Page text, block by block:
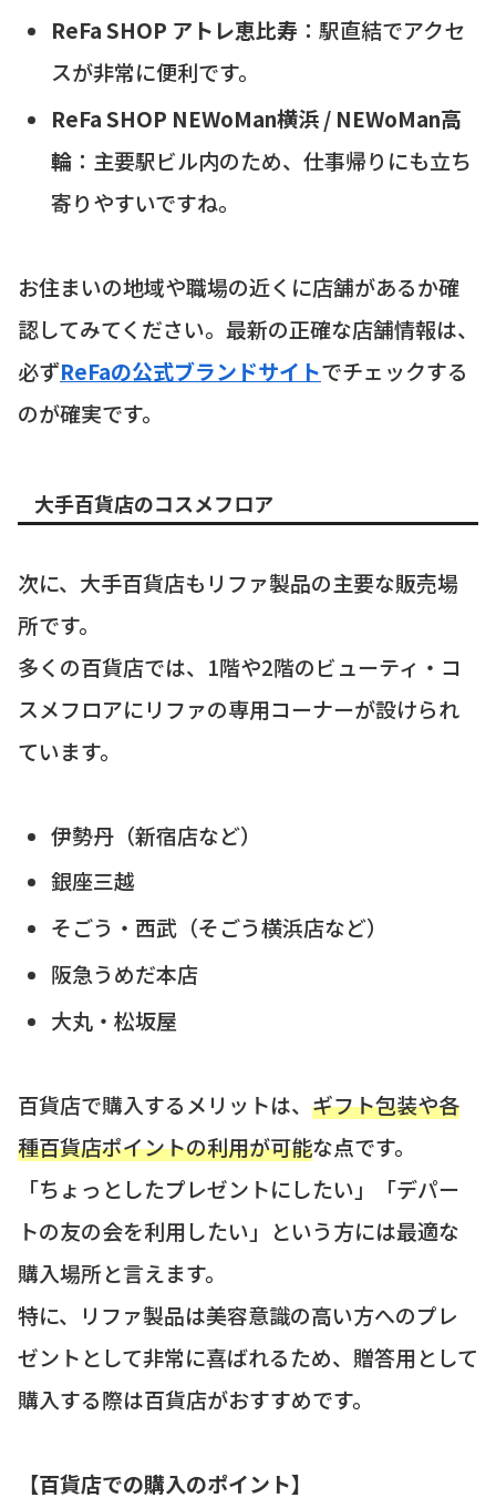
ReFa SHOP アトレ恵比寿：駅直結でアクセ
スが非常に便利です。
ReFa SHOP NEWoMan横浜 / NEWoMan高
輪：主要駅ビル内のため、仕事帰りにも立ち
寄りやすいですね。
お住まいの地域や職場の近くに店舗があるか確
認してみてください。最新の正確な店舗情報は、
必ずReFaの公式ブランドサイトでチェックする
のが確実です。
大手百貨店のコスメフロア
次に、大手百貨店もリファ製品の主要な販売場
所です。
多くの百貨店では、1階や2階のビューティ・コ
スメフロアにリファの専用コーナーが設けられ
ています。
伊勢丹（新宿店など）
銀座三越
そごう・西武（そごう横浜店など）
阪急うめだ本店
大丸・松坂屋
百貨店で購入するメリットは、 ギフト包装や各
種百貨店ポイントの利用が可能な点です。
「ちょっとしたプレゼントにしたい」「デパー
トの友の会を利用したい」という方には最適な
購入場所と言えます。
特に、リファ製品は美容意識の高い方へのプレ
ゼントとして非常に喜ばれるため、贈答用として
購入する際は百貨店がおすすめです。
【百貨店での購入のポイント】